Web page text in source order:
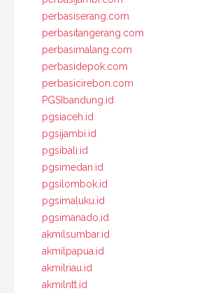
perbasiserang.com
perbasitangerang.com
perbasimalang.com
perbasidepok.com
perbasicirebon.com
PGSIbandung.id
pgsiaceh.id
pgsijambi.id
pgsibali.id
pgsimedan.id
pgsilombok.id
pgsimaluku.id
pgsimanado.id
akmilsumbar.id
akmilpapua.id
akmilriau.id
akmilntt.id